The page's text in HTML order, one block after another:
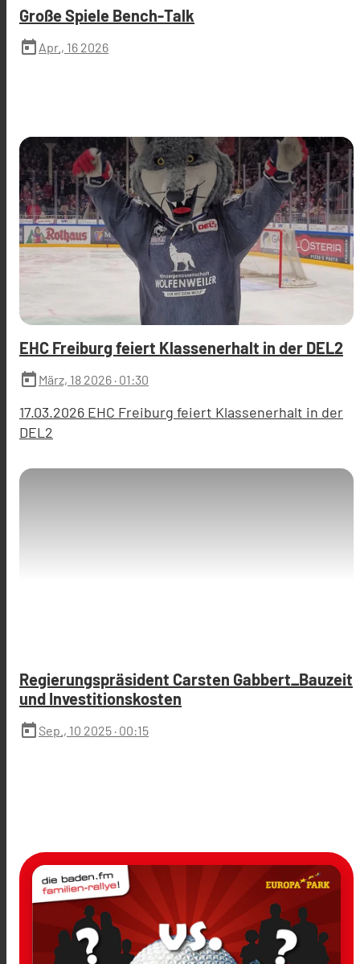
Große Spiele Bench-Talk
today Apr., 16 2026
EHC Freiburg feiert Klassenerhalt in der DEL2
today März, 18 2026 · 01:30
17.03.2026 EHC Freiburg feiert Klassenerhalt in der
DEL2
Regierungspräsident Carsten Gabbert_Bauzeit
und Investitionskosten
today Sep., 10 2025 · 00:15